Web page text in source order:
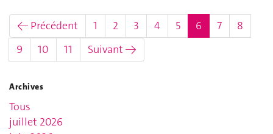
← Précédent 1 2 3 4 5 6 (actuel)
7
8
9
10 11 Suivant →
Archives
Tous
juillet 2026